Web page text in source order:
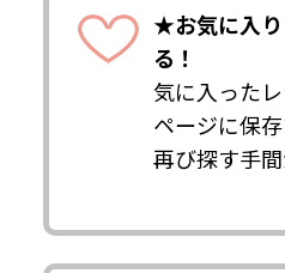
★お気に入り
る！
気に入った
ページに保存
再び探す手